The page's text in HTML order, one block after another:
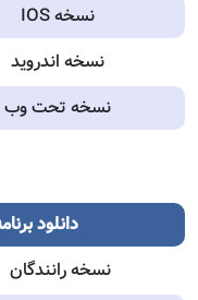
نسخه IOS
نسخه اندروید
نسخه تحت وب
دانلود
نسخه رانندگان